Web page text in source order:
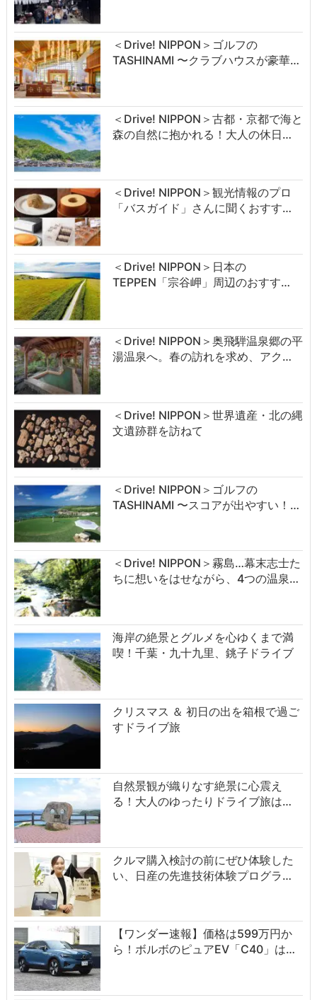
＜Drive! NIPPON＞ゴルフの
TASHINAMI 〜クラブハウスが豪華…
＜Drive! NIPPON＞古都・京都で海と
森の自然に抱かれる！大人の休日…
＜Drive! NIPPON＞観光情報のプロ
「バスガイド」さんに聞くおすす…
＜Drive! NIPPON＞日本の
TEPPEN「宗谷岬」周辺のおすす…
＜Drive! NIPPON＞奥飛騨温泉郷の平
湯温泉へ。春の訪れを求め、アク…
＜Drive! NIPPON＞世界遺産・北の縄
文遺跡群を訪ねて
＜Drive! NIPPON＞ゴルフの
TASHINAMI 〜スコアが出やすい！…
＜Drive! NIPPON＞霧島…幕末志士た
ちに想いをはせながら、4つの温泉…
海岸の絶景とグルメを心ゆくまで満
喫！千葉・九十九里、銚子ドライブ
クリスマス ＆ 初日の出を箱根で過ご
すドライブ旅
自然景観が織りなす絶景に心震え
る！大人のゆったりドライブ旅は…
クルマ購入検討の前にぜひ体験した
い、日産の先進技術体験プログラ…
【ワンダー速報】価格は599万円か
ら！ボルボのピュアEV「C40」は…